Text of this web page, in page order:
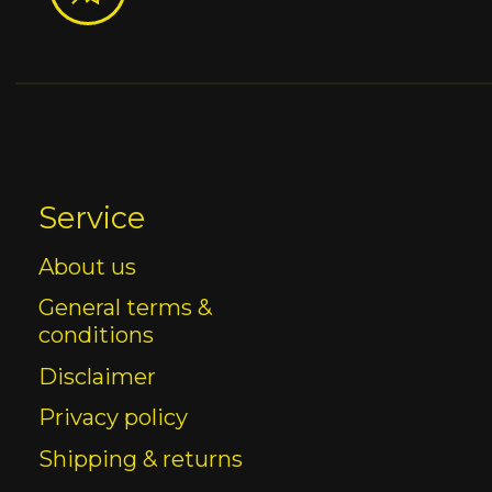
Service
About us
General terms &
conditions
Disclaimer
Privacy policy
Shipping & returns